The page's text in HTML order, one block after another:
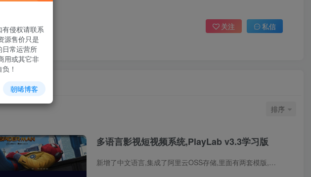
在
关注 私信
排序
多语言影视短视频系统,PlayLab v3.3学习版
新增了中文语言,集成了阿里云OSS存储,里面有两套模版,程序没有加密的地方,已经做了学习版处理,99美金买来改成开心学习版的 这是一套流媒体影视平台后台管理系统，可统一管理电影剧集资源、接入 ...
侵权请联系
源售价只是
日常运营所
用或其它非
！
朝晞博客